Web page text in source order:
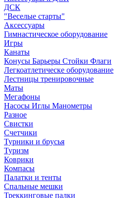
ДСК
"Веселые старты"
Аксессуары
Гимнастическое оборудование
Игры
Канаты
Конусы Барьеры Стойки Флаги
Легкоатлетическе оборудование
Лестницы тренировочные
Маты
Мегафоны
Насосы Иглы Манометры
Разное
Свистки
Счетчики
Турники и брусья
Туризм
Коврики
Компасы
Палатки и тенты
Спальные мешки
Треккинговые палки